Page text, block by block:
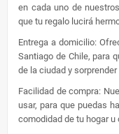
en cada uno de
que tu regalo lucirá
Entrega a domicilio:
Santiago de Chile, para
de la ciudad y
Facilidad de compra:
usar, para que puedas
comodidad de tu hogar u